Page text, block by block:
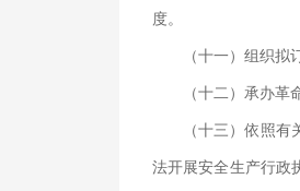
度。
（十一）组织
（十二）承办
（十三）依照
法开展安全生产行政